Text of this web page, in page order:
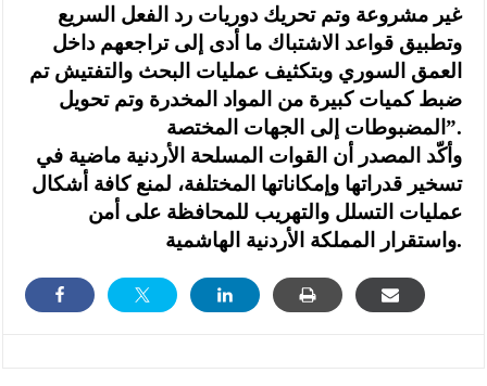
غير مشروعة وتم تحريك دوريات رد الفعل السريع
وتطبيق قواعد الاشتباك ما أدى إلى تراجعهم داخل
العمق السوري وبتكثيف عمليات البحث والتفتيش تم
ضبط كميات كبيرة من المواد المخدرة وتم تحويل
المضبوطات إلى الجهات المختصة”.
وأكّد المصدر أن القوات المسلحة الأردنية ماضية في
تسخير قدراتها وإمكاناتها المختلفة، لمنع كافة أشكال
عمليات التسلل والتهريب للمحافظة على أمن
واستقرار المملكة الأردنية الهاشمية.